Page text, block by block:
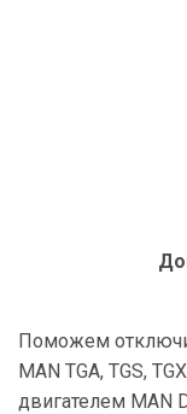
Поможем
MAN TGA, TGS,
двигателем MAN